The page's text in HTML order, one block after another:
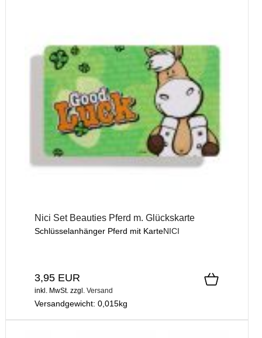
Nici Set Beauties Pferd m. Glückskarte
Schlüsselanhänger Pferd mit KarteNICI
3,95 EUR
inkl. MwSt. zzgl. Versand
Versandgewicht: 0,015kg